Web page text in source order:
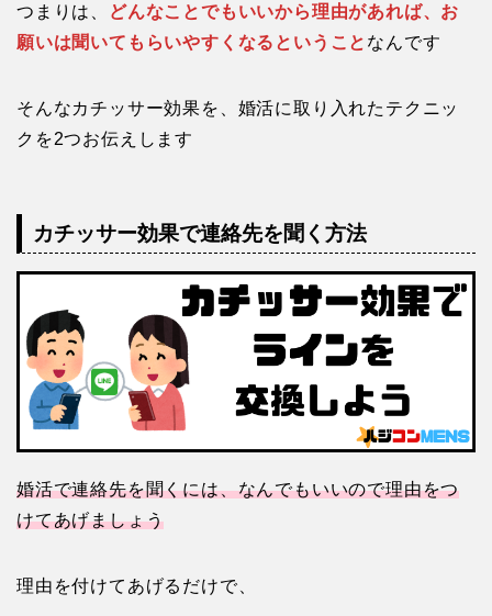
つまりは、
どんなことでもいいから理由があれば、お
願いは聞いてもらいやすくなるということ なんです
そんなカチッサー効果を、婚活に取り入れたテクニッ
クを2つお伝えします
カチッサー効果で連絡先を聞く方法
婚活で連絡先を聞くには、なんでもいいので理由をつ
けてあげましょう
理由を付けてあげるだけで、